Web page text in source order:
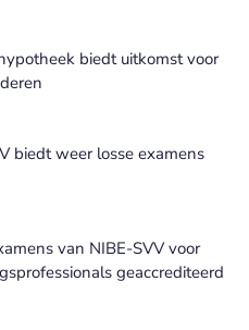
biedt uitkomst voor
biedt weer losse examens
van NIBE-SVV voor
geaccrediteerd